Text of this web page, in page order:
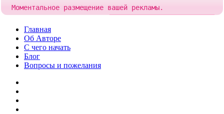
Skip
content
Главная
Об Авторе
С чего начать
Блог
Вопросы и пожелания
Моментальное размещение вашей рекламы.